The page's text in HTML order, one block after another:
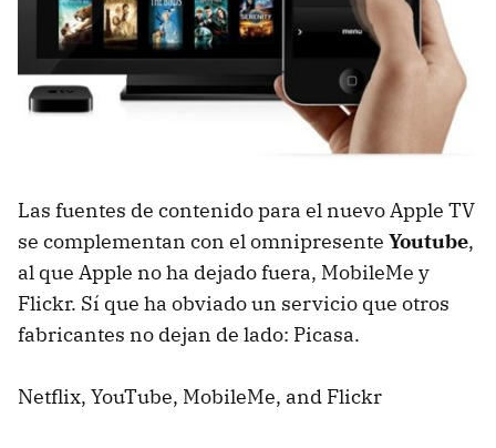
Las fuentes de contenido para el nuevo Apple TV
se complementan con el omnipresente Youtube,
al que Apple no ha dejado fuera, MobileMe y
Flickr. Sí que ha obviado un servicio que otros
fabricantes no dejan de lado: Picasa.
Netflix, YouTube, MobileMe, and Flickr